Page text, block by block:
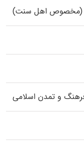
(مخصوص اهل سنت)
و تمدن اسلامی